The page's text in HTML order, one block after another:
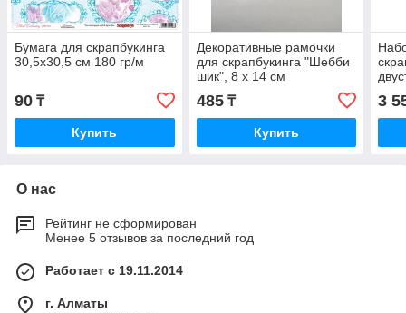
Бумага для скрапбукинга
30,5х30,5 см 180 гр/м
90 ₸
Купить
Декоративные рамочки
для скрапбукинга "Шебби
шик", 8 х 14 см
485₸
Купить
3
О нас
Рейтинг не сформирован
Менее 5 отзывов за последний год
Работает с 19.11.2014
г. Алматы